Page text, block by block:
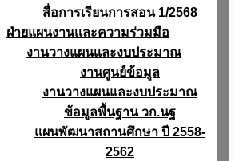
สื่อการเรียนการสอน 1/2568
ฝ่ายแผนงานเเละความร่วมมือ
งานวางแผนเเละงบประมาณ
งานศูนย์ข้อมูล
งานวางแผนและงบประมาณ
ข้อมูลพื้นฐาน วก.นฐ
แผนพัฒนาสถานศึกษา ปี 2558-
2562